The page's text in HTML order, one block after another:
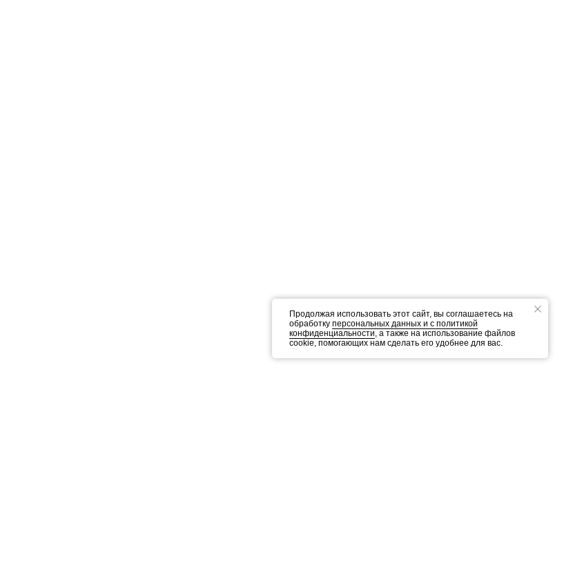
Продолжая использовать этот сайт, вы соглашаетесь на
обработку персональных данных и c политикой
конфиденциальности, а также на использование файлов
cookie, помогающих нам сделать его удобнее для вас.